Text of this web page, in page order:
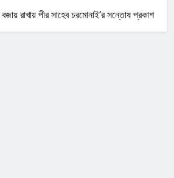
রাখায় পীর সাহেব চরমোনাই’র সন্তোষ প্রকাশ